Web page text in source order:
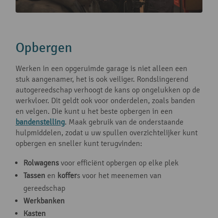
Opbergen
Werken in een opgeruimde garage is niet alleen een
stuk aangenamer, het is ook veiliger. Rondslingerend
autogereedschap verhoogt de kans op ongelukken op de
werkvloer. Dit geldt ook voor onderdelen, zoals banden
en velgen. Die kunt u het beste opbergen in een
bandenstelling. Maak gebruik van de onderstaande
hulpmiddelen, zodat u uw spullen overzichtelijker kunt
opbergen en sneller kunt terugvinden:
Rolwagens voor efficiënt opbergen op elke plek
Tassen en koffers voor het meenemen van
gereedschap
Werkbanken
Kasten